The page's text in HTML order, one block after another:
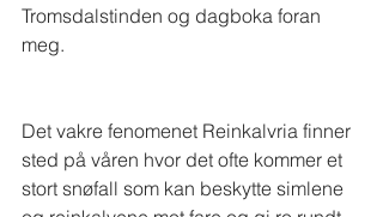
Tromsdalstinden og dagboka foran
meg.
Det vakre fenomenet Reinkalvria finner
sted på våren hvor det ofte kommer et
stort snøfall som kan beskytte simlene